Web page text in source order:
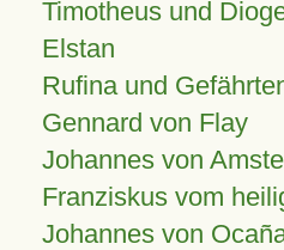
Timotheus und
Elstan
Rufina und
Gennard von Flay
Johannes von
Franziskus vom
Johannes von